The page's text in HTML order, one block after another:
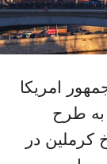
امریکا
به طرح
کرملین در